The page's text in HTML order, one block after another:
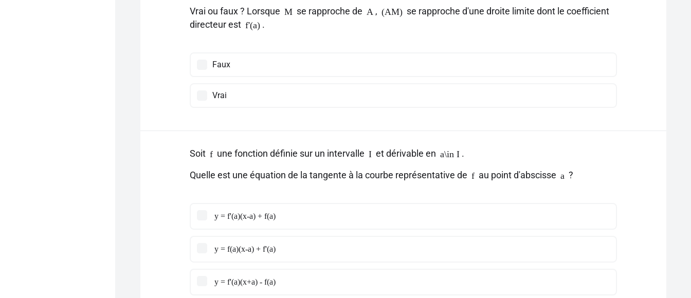
Vrai ou faux ? Lorsque M se rapproche de A , (AM) se rapproche d'une droite limite dont le coefficient
directeur est f'(a) .
Faux
Vrai
Soit f une fonction définie sur un intervalle I et dérivable en a\in I .
Quelle est une équation de la tangente à la courbe représentative de f au point d'abscisse a ?
y = f'(a)(x-a) + f(a)
y = f(a)(x-a) + f'(a)
y = f'(a)(x+a) - f(a)